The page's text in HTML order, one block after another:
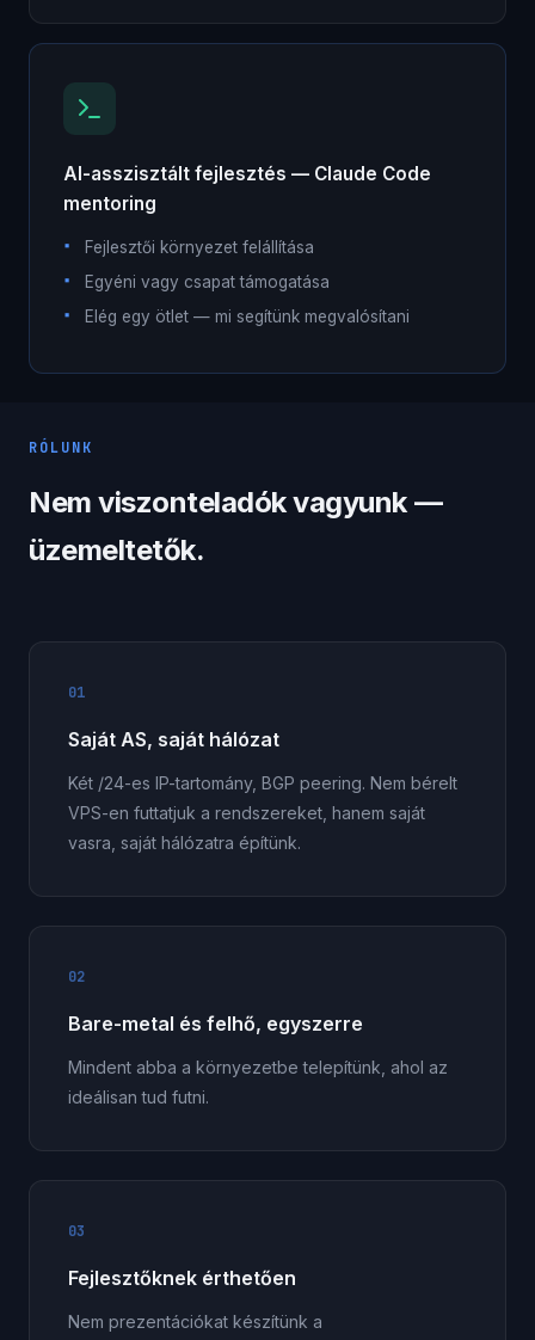
AI-asszisztált fejlesztés — Claude Code
mentoring
Fejlesztői környezet felállítása
Egyéni vagy csapat támogatása
Elég egy ötlet — mi segítünk megvalósítani
RÓLUNK
Nem viszonteladók vagyunk —
üzemeltetők.
01
Saját AS, saját hálózat
Két /24-es IP-tartomány, BGP peering. Nem bérelt
VPS-en futtatjuk a rendszereket, hanem saját
vasra, saját hálózatra építünk.
02
Bare-metal és felhő, egyszerre
Mindent abba a környezetbe telepítünk, ahol az
ideálisan tud futni.
03
Fejlesztőknek érthetően
Nem prezentációkat készítünk a